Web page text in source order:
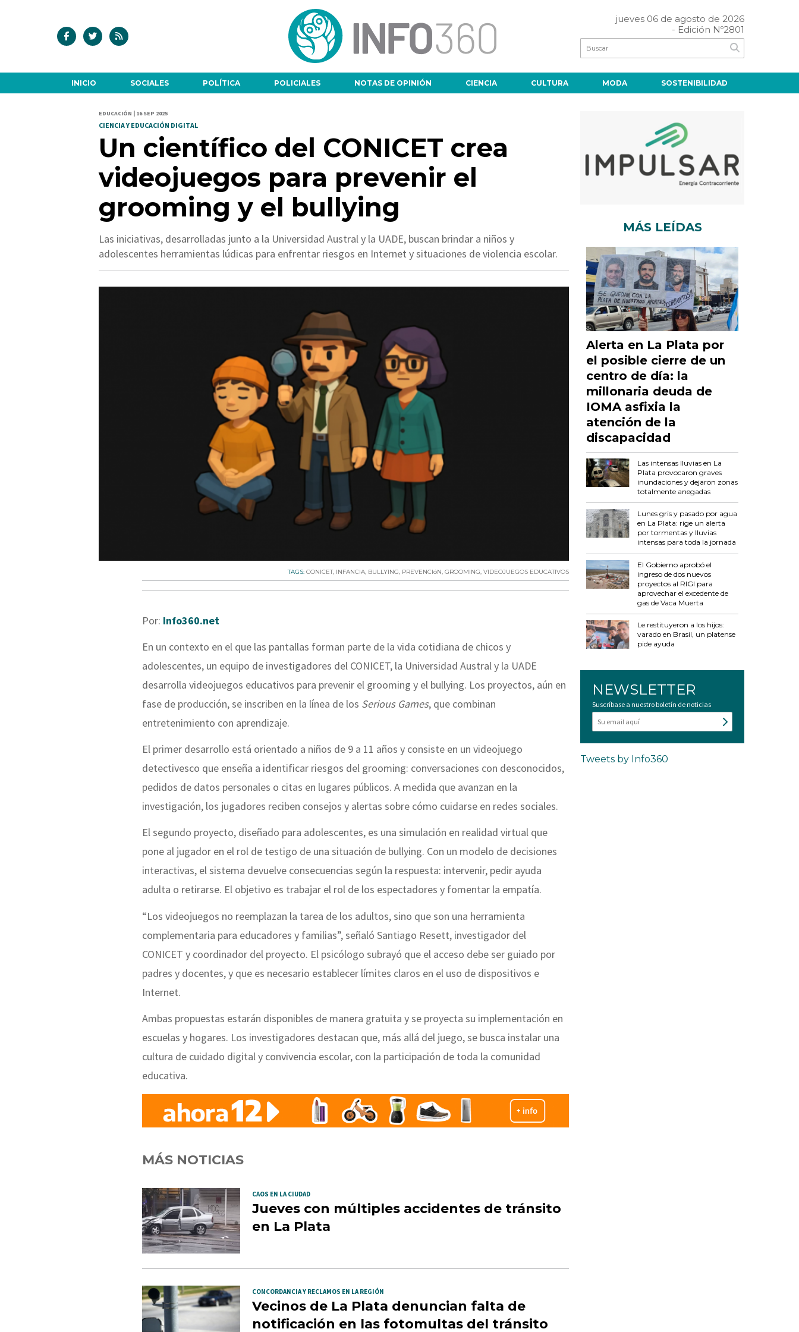
jueves 06 de agosto de 2026
- Edición Nº2801
INICIO SOCIALES POLÍTICA POLICIALES NOTAS DE OPINIÓN CIENCIA CULTURA MODA SOSTENIBILIDAD
EDUCACIÓN | 16 SEP 2025
CIENCIA Y EDUCACIÓN DIGITAL
Un científico del CONICET crea
videojuegos para prevenir el
grooming y el bullying
Las iniciativas, desarrolladas junto a la Universidad Austral y la UADE, buscan brindar a niños y
adolescentes herramientas lúdicas para enfrentar riesgos en Internet y situaciones de violencia escolar.
TAGS:CONICET, INFANCIA, BULLYING, PREVENCIóN,GROOMING,VIDEOJUEGOS EDUCATIVOS
Por: Info360.net
En un contexto en el que las pantallas forman parte de la vida cotidiana de chicos y
adolescentes, un equipo de investigadores del CONICET, la Universidad Austral y la UADE
desarrolla videojuegos educativos para prevenir el grooming y el bullying. Los proyectos, aún en
fase de producción, se inscriben en la línea de los Serious Games, que combinan
entretenimiento con aprendizaje.
El primer desarrollo está orientado a niños de 9 a 11 años y consiste en un videojuego
detectivesco que enseña a identificar riesgos del grooming: conversaciones con desconocidos,
pedidos de datos personales o citas en lugares públicos. A medida que avanzan en la
investigación, los jugadores reciben consejos y alertas sobre cómo cuidarse en redes sociales.
El segundo proyecto, diseñado para adolescentes, es una simulación en realidad virtual que
pone al jugador en el rol de testigo de una situación de bullying. Con un modelo de decisiones
interactivas, el sistema devuelve consecuencias según la respuesta: intervenir, pedir ayuda
adulta o retirarse. El objetivo es trabajar el rol de los espectadores y fomentar la empatía.
“Los videojuegos no reemplazan la tarea de los adultos, sino que son una herramienta
complementaria para educadores y familias”, señaló Santiago Resett, investigador del
CONICET y coordinador del proyecto. El psicólogo subrayó que el acceso debe ser guiado por
padres y docentes, y que es necesario establecer límites claros en el uso de dispositivos e
Internet.
Ambas propuestas estarán disponibles de manera gratuita y se proyecta su implementación en
escuelas y hogares. Los investigadores destacan que, más allá del juego, se busca instalar una
cultura de cuidado digital y convivencia escolar, con la participación de toda la comunidad
educativa.
MÁS NOTICIAS
CAOS EN LA CIUDAD
Jueves con múltiples accidentes de tránsito
en La Plata
CONCORDANCIA Y RECLAMOS EN LA REGIÓN
Vecinos de La Plata denuncian falta de
notificación en las fotomultas del tránsito
MÁS LEÍDAS
Alerta en La Plata por
el posible cierre de un
centro de día: la
millonaria deuda de
IOMA asfixia la
atención de la
discapacidad
Las intensas lluvias en La
Plata provocaron graves
inundaciones y dejaron zonas
totalmente anegadas
Lunes gris y pasado por agua
en La Plata: rige un alerta
por tormentas y lluvias
intensas para toda la jornada
El Gobierno aprobó el
ingreso de dos nuevos
proyectos al RIGI para
aprovechar el excedente de
gas de Vaca Muerta
Le restituyeron a los hijos:
varado en Brasil, un platense
pide ayuda
NEWSLETTER
Suscríbase a nuestro boletín de noticias
Tweets by Info360